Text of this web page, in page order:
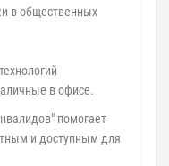
в общественных
в офисе.
помогает
и доступным для